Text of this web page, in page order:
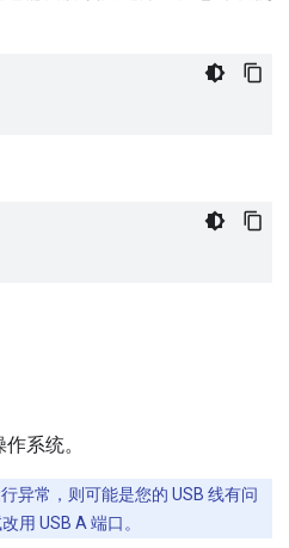
系统。
异常，则可能是您的 USB 线有问
用 USB A 端口。